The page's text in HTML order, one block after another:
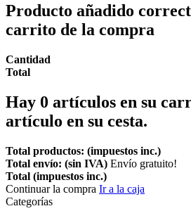
Producto añadido
carrito de la compra
Cantidad
Total
Hay 0 artículos en su
artículo en su cesta.
Total productos: (impuestos inc.)
Total envío: (sin IVA) Envío gratuito!
Total (impuestos inc.)
Continuar la compra Ir a la caja
Categorías